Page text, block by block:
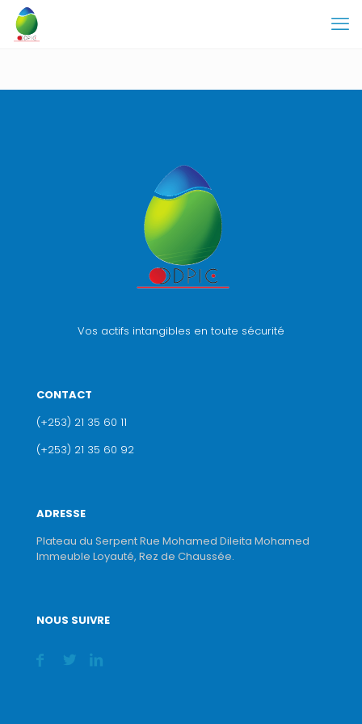
Vos actifs intangibles en toute sécurité
CONTACT
(+253) 21 35 60 11
(+253) 21 35 60 92
ADRESSE
Plateau du Serpent Rue Mohamed Dileita Mohamed
Immeuble Loyauté, Rez de Chaussée.
NOUS SUIVRE